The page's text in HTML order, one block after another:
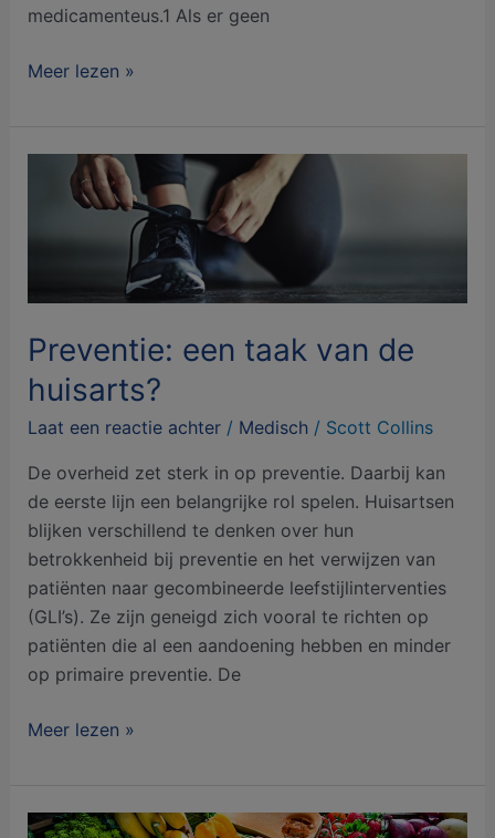
medicamenteus.1 Als er geen
Meer lezen »
Preventie: een taak van de
huisarts?
Laat een reactie achter / Medisch/ Scott Collins
De overheid zet sterk in op preventie. Daarbij kan
de eerste lijn een belangrijke rol spelen. Huisartsen
blijken verschillend te denken over hun
betrokkenheid bij preventie en het verwijzen van
patiënten naar gecombineerde leefstijlinterventies
(GLI’s). Ze zijn geneigd zich vooral te richten op
patiënten die al een aandoening hebben en minder
op primaire preventie. De
Preventie:
huisarts?
Meer lezen »
Liever